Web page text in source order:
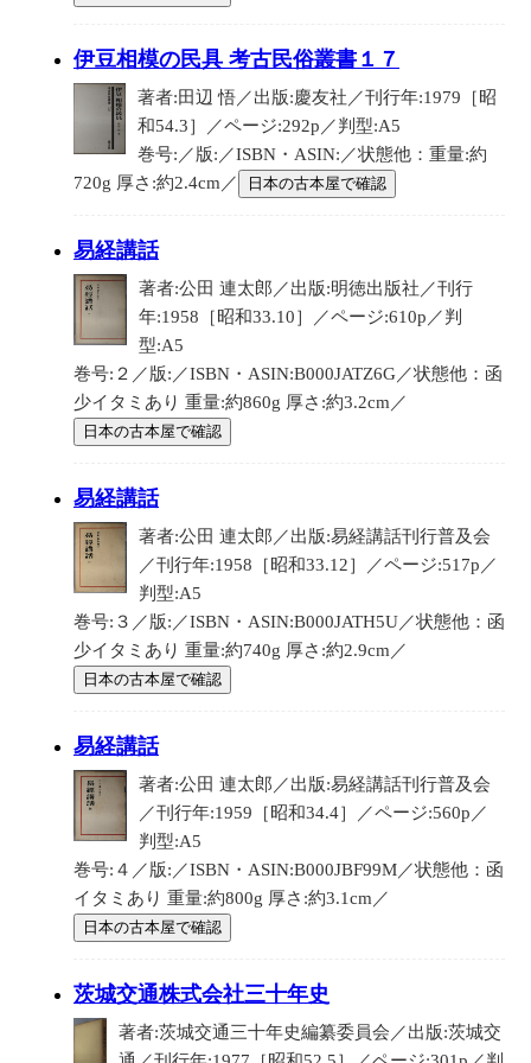
伊豆相模の民具 考古民俗叢書１７
著者:田辺 悟／出版:慶友社／刊行年:1979［昭
和54.3］／ページ:292p／判型:A5
巻号:／版:／ISBN・ASIN:／状態他：重量:約
720g 厚さ:約2.4cm／
日本の古本屋で確認
易経講話
著者:公田 連太郎／出版:明徳出版社／刊行
年:1958［昭和33.10］／ページ:610p／判
型:A5
巻号:２／版:／ISBN・ASIN:B000JATZ6G／状態他：函
少イタミあり 重量:約860g 厚さ:約3.2cm／
日本の古本屋で確認
易経講話
著者:公田 連太郎／出版:易経講話刊行普及会
／刊行年:1958［昭和33.12］／ページ:517p／
判型:A5
巻号:３／版:／ISBN・ASIN:B000JATH5U／状態他：函
少イタミあり 重量:約740g 厚さ:約2.9cm／
日本の古本屋で確認
易経講話
著者:公田 連太郎／出版:易経講話刊行普及会
／刊行年:1959［昭和34.4］／ページ:560p／
判型:A5
巻号:４／版:／ISBN・ASIN:B000JBF99M／状態他：函
イタミあり 重量:約800g 厚さ:約3.1cm／
日本の古本屋で確認
茨城交通株式会社三十年史
著者:茨城交通三十年史編纂委員会／出版:茨城交